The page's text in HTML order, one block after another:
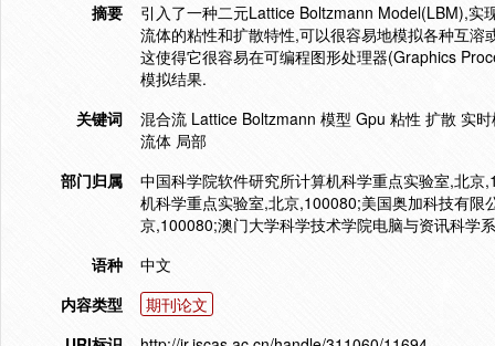
摘要
引入了一种二元Lattice Boltzmann Model(LBM),实
流体的粘性和扩散特性,可以很容易地模拟各种互
这使得它很容易在可编程图形处理器(Graphics
模拟结果.
关键词
混合流 Lattice Boltzmann 模型 Gpu 粘性 扩散 实
流体 局部
部门归属
中国科学院软件研究所计算机科学重点实验室,北
机科学重点实验室,北京,100080;美国奥加科技有
京,100080;澳门大学科学技术学院电脑与资讯科学
语种
中文
内容类型
期刊论文